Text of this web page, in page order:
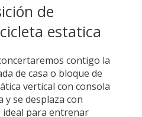
de
estatica
contigo la
de casa o bloque de
vertical con consola
y se desplaza con
ideal para entrenar